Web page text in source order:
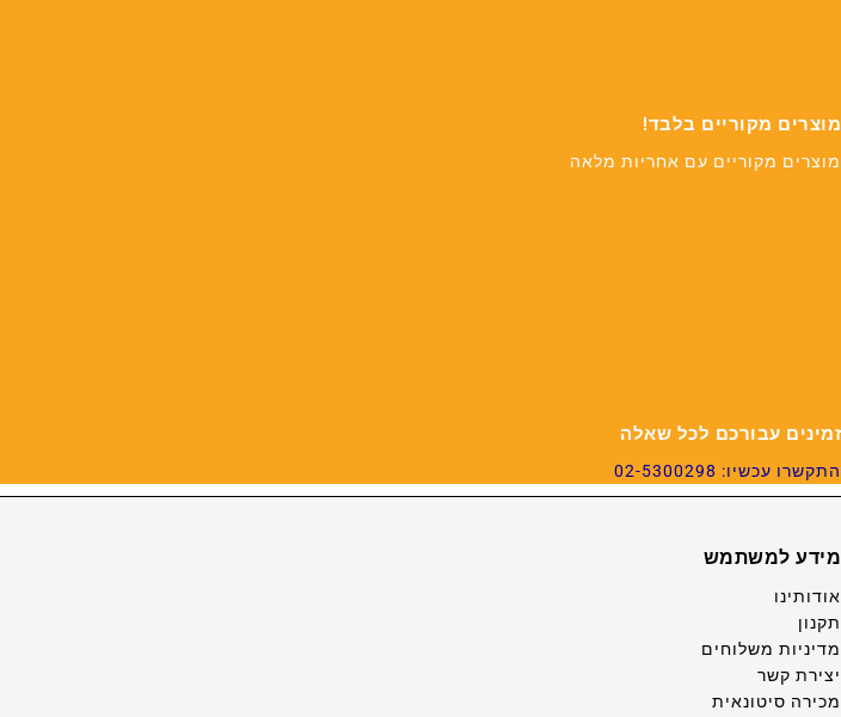
מוצרים מקוריים בלבד!
מוצרים מקוריים עם אחריות מלאה
זמינים עבורכם לכל שאלה
התקשרו עכשיו: 02-5300298
מידע למשתמש
אודותינו
תקנון
מדיניות משלוחים
יצירת קשר
מכירה סיטונאית